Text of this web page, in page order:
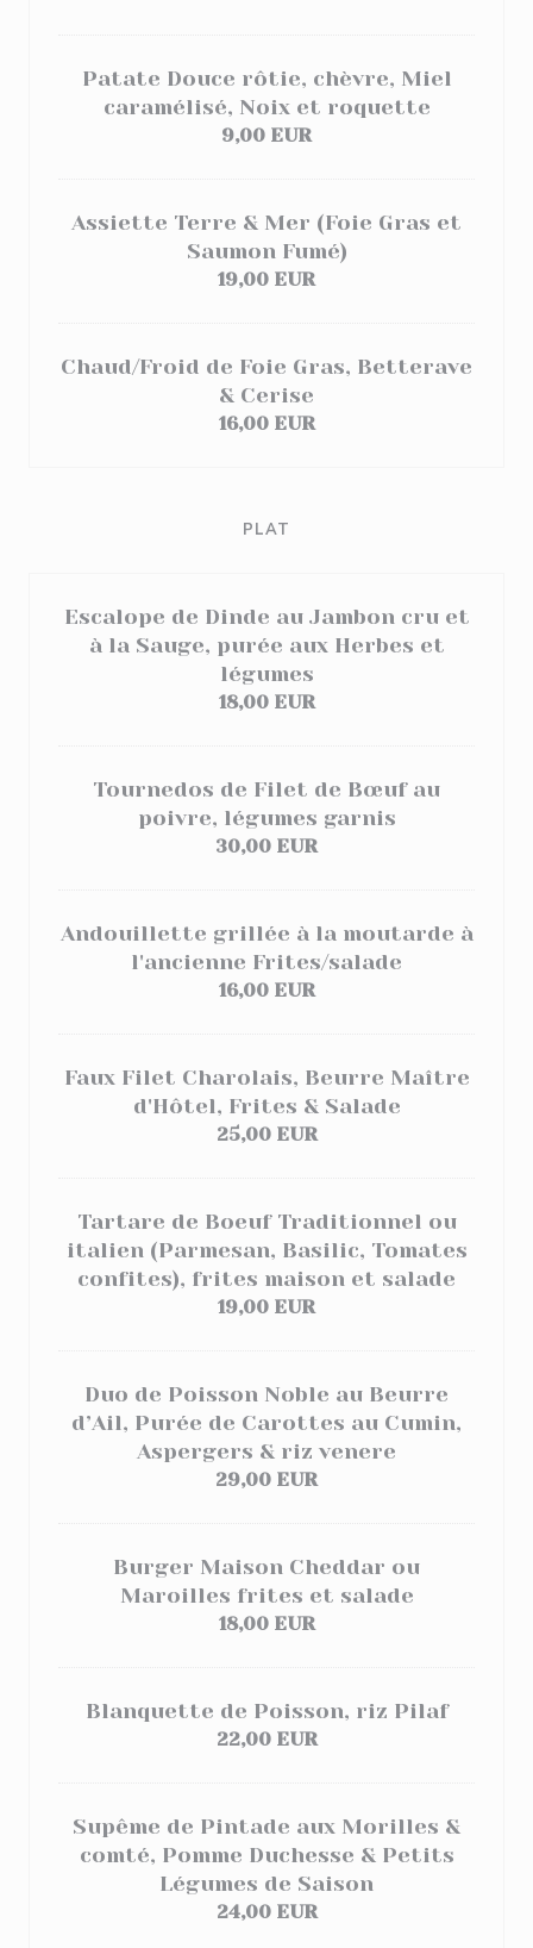
Patate Douce rôtie, chèvre, Miel
caramélisé, Noix et roquette
9,00 EUR
Assiette Terre & Mer (Foie Gras et
Saumon Fumé)
19,00 EUR
Chaud/Froid de Foie Gras, Betterave
& Cerise
16,00 EUR
PLAT
Escalope de Dinde au Jambon cru et
à la Sauge, purée aux Herbes et
légumes
18,00 EUR
Tournedos de Filet de Bœuf au
poivre, légumes garnis
30,00 EUR
Andouillette grillée à la moutarde à
l'ancienne Frites/salade
16,00 EUR
Faux Filet Charolais, Beurre Maître
d'Hôtel, Frites & Salade
25,00 EUR
Tartare de Boeuf Traditionnel ou
italien (Parmesan, Basilic, Tomates
confites), frites maison et salade
19,00 EUR
Duo de Poisson Noble au Beurre
d’Ail, Purée de Carottes au Cumin,
Aspergers & riz venere
29,00 EUR
Burger Maison Cheddar ou
Maroilles frites et salade
18,00 EUR
Blanquette de Poisson, riz Pilaf
22,00 EUR
Supême de Pintade aux Morilles &
comté, Pomme Duchesse & Petits
Légumes de Saison
24,00 EUR